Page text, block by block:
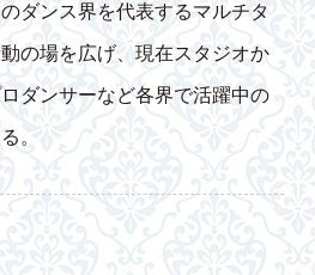
ダンス界を代表するマルチタ
の場を広げ、現在スタジオか
ダンサーなど各界で活躍中の
。